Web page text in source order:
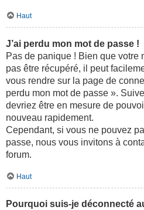
Haut
J’ai perdu mon mot de passe !
Pas de panique ! Bien que votre
pas être récupéré, il peut
vous rendre sur la page de
perdu mon mot de passe ».
devriez être en mesure de
nouveau rapidement.
Cependant, si vous ne pouvez
passe, nous vous invitons à
forum.
Haut
Pourquoi suis-je déconnecté